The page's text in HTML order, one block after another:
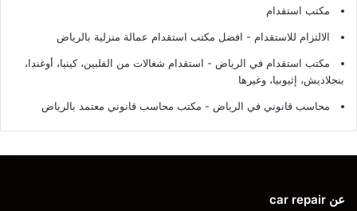
مكتب استقدام
الالتزام للاستقدام - افضل مكتب استقدام عمالة منزلية بالرياض
مكتب استقدام في الرياض - استقدام شغالات من الفلبين، كينيا، أوغندا،
بنجلاديش، إثيوبيا، وغيرها
محاسب قانوني في الرياض - مكتب محاسب قانوني معتمد بالرياض
عن car repair